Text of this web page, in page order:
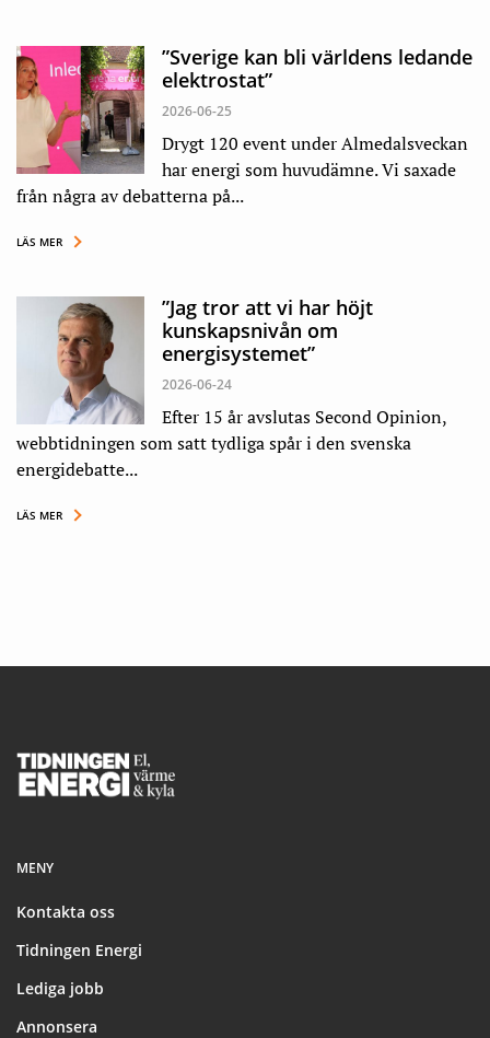
”Sverige kan bli världens ledande
elektrostat”
2026-06-25
Drygt 120 event under Almedalsveckan
har energi som huvudämne. Vi saxade
från några av debatterna på...
LÄS MER
”Jag tror att vi har höjt
kunskapsnivån om
energisystemet”
2026-06-24
Efter 15 år avslutas Second Opinion,
webbtidningen som satt tydliga spår i den svenska
energidebatte...
LÄS MER
Footer
MENY
Kontakta oss
Tidningen Energi
Lediga jobb
Annonsera